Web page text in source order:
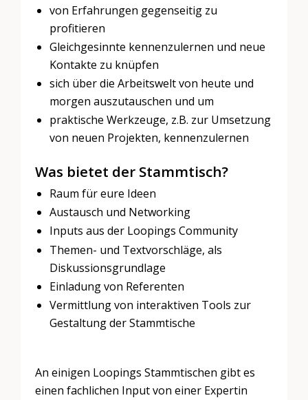
von Erfahrungen gegenseitig zu
profitieren
Gleichgesinnte kennenzulernen und neue
Kontakte zu knüpfen
sich über die Arbeitswelt von heute und
morgen auszutauschen und um
praktische Werkzeuge, z.B. zur Umsetzung
von neuen Projekten, kennenzulernen
Was bietet der Stammtisch?
Raum für eure Ideen
Austausch und Networking
Inputs aus der Loopings Community
Themen- und Textvorschläge, als
Diskussionsgrundlage
Einladung von Referenten
Vermittlung von interaktiven Tools zur
Gestaltung der Stammtische
An einigen Loopings Stammtischen gibt es
einen fachlichen Input von einer Expertin